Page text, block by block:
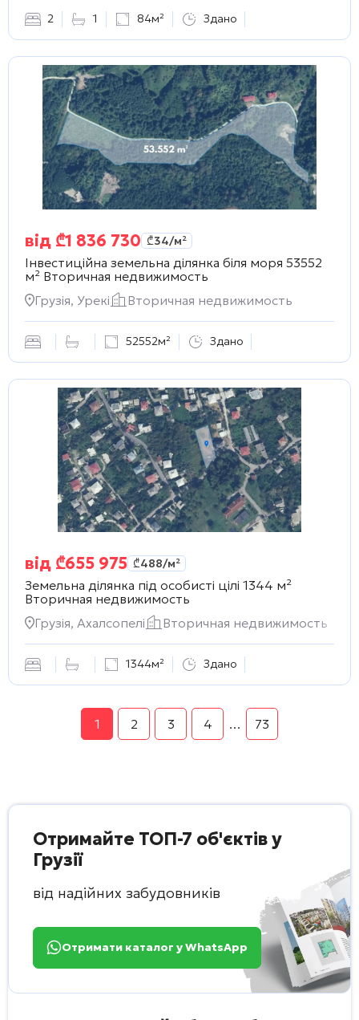
2 1 84м² Здано
від ₾1 836 730 ₾34/м²
Інвестиційна земельна ділянка біля моря 53552
м² Вторичная недвижимость
Грузія, Урекі
Вторичная недвижимость
52552м² Здано
від ₾655 975 ₾488/м²
Земельна ділянка під особисті цілі 1344 м²
Вторичная недвижимость
Грузія, Ахалсопелі
Вторичная недвижимость
1344м² Здано
1 2 3 4 … 73
Отримайте ТОП-7 об'єктів у
Грузії
від надійних забудовників
Отримати каталог у WhatsApp